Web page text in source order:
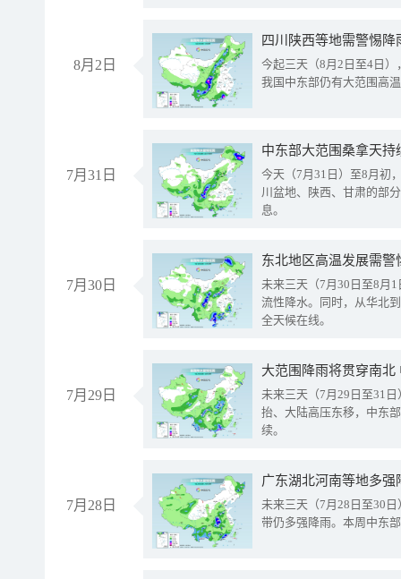
8月2日
今起三天（8月2日至4日
我国中东部仍有大范围高
7月31日
中东部大范围桑拿天
今天（7月31日）至8月初
川盆地、陕西、甘肃的部
息。
7月30日
东北地区高温发展需
未来三天（7月30日至8月
流性降水。同时，从华北
全天候在线。
7月29日
大范围降雨将贯穿南
未来三天（7月29日至31
抬、大陆高压东移，中东
续。
7月28日
广东湖北河南等地多
未来三天（7月28日至30
带仍多强降雨。本周中东